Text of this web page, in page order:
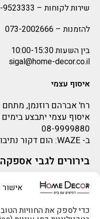
אישור
כדי לספק את החוויות
שירות לקוחות – 9523333
להזמנות – 073-2002666
בין השעות 10:00-15:30
sigal@home-decor.co.il
איסוף עצמי
רח' אברהם רוזנמן, מתחם
איסוף עצמי יתבצע
08-9999880
ב- WAZE: הום דקור
בירורים לגבי
בירור לגבי אספקה -ניתן
decor.co.il